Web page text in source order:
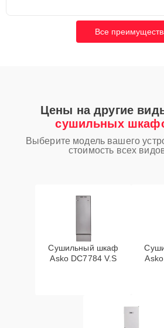
Все
Цены на другие
сушильных
Выберите модель вашего
стоимость всех
Сушильный шкаф
Asko DC7784 V.S